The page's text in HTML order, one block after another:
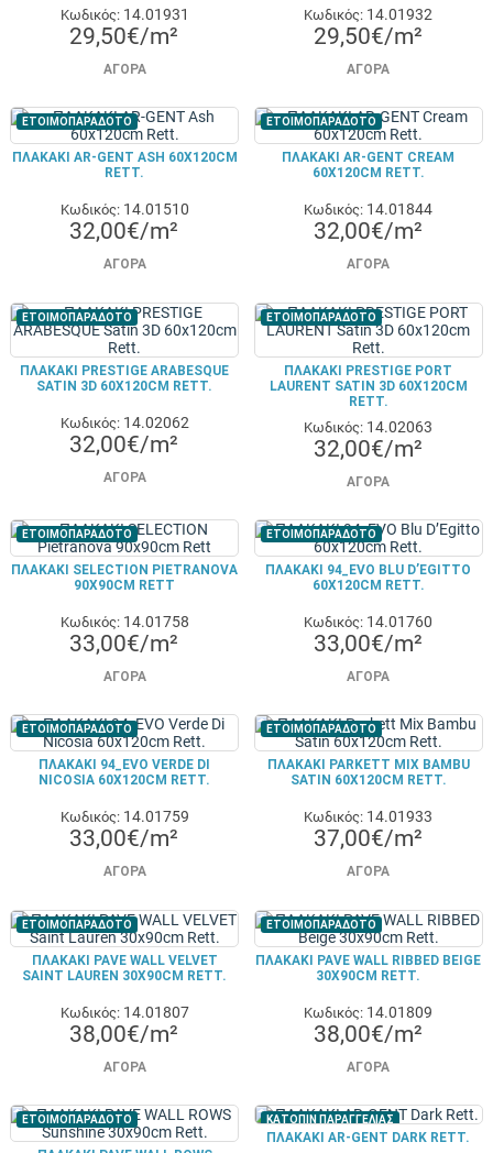
Κωδικός: 14.01931
29,50€/m²
ΑΓΟΡΆ
Κωδικός: 14.01932
29,50€/m²
ΑΓΟΡΆ
ΕΤΟΙΜΟΠΑΡΑΔΟΤΟ
ΠΛΑΚΑΚΙ AR-GENT ASH 60X120CM
RETT.
Κωδικός: 14.01510
32,00€/m²
ΑΓΟΡΆ
ΕΤΟΙΜΟΠΑΡΑΔΟΤΟ
ΠΛΑΚΑΚΙ AR-GENT CREAM
60X120CM RETT.
Κωδικός: 14.01844
32,00€/m²
ΑΓΟΡΆ
ΕΤΟΙΜΟΠΑΡΑΔΟΤΟ
ΠΛΑΚΑΚΙ PRESTIGE ARABESQUE
SATIN 3D 60X120CM RETT.
Κωδικός: 14.02062
32,00€/m²
ΑΓΟΡΆ
ΕΤΟΙΜΟΠΑΡΑΔΟΤΟ
ΠΛΑΚΑΚΙ PRESTIGE PORT
LAURENT SATIN 3D 60X120CM
RETT.
Κωδικός: 14.02063
32,00€/m²
ΑΓΟΡΆ
ΕΤΟΙΜΟΠΑΡΑΔΟΤΟ
ΠΛΑΚΑΚΙ SELECTION PIETRANOVA
90X90CM RETT
Κωδικός: 14.01758
33,00€/m²
ΑΓΟΡΆ
ΕΤΟΙΜΟΠΑΡΑΔΟΤΟ
ΠΛΑΚΑΚΙ 94_EVO BLU D’EGITTO
60X120CM RETT.
Κωδικός: 14.01760
33,00€/m²
ΑΓΟΡΆ
ΕΤΟΙΜΟΠΑΡΑΔΟΤΟ
ΠΛΑΚΑΚΙ 94_EVO VERDE DI
NICOSIA 60X120CM RETT.
Κωδικός: 14.01759
33,00€/m²
ΑΓΟΡΆ
ΕΤΟΙΜΟΠΑΡΑΔΟΤΟ
ΠΛΑΚΑΚΙ PARKETT MIX BAMBU
SATIN 60X120CM RETT.
Κωδικός: 14.01933
37,00€/m²
ΑΓΟΡΆ
ΕΤΟΙΜΟΠΑΡΑΔΟΤΟ
ΠΛΑΚΑΚΙ PAVE WALL VELVET
SAINT LAUREN 30X90CM RETT.
Κωδικός: 14.01807
38,00€/m²
ΑΓΟΡΆ
ΕΤΟΙΜΟΠΑΡΑΔΟΤΟ
ΠΛΑΚΑΚΙ PAVE WALL RIBBED BEIGE
30X90CM RETT.
Κωδικός: 14.01809
38,00€/m²
ΑΓΟΡΆ
ΕΤΟΙΜΟΠΑΡΑΔΟΤΟ ΚΑΤΟΠΙΝ ΠΑΡΑΓΓΕΛΙΑΣ
ΠΛΑΚΑΚΙ AR-GENT DARK RETT.